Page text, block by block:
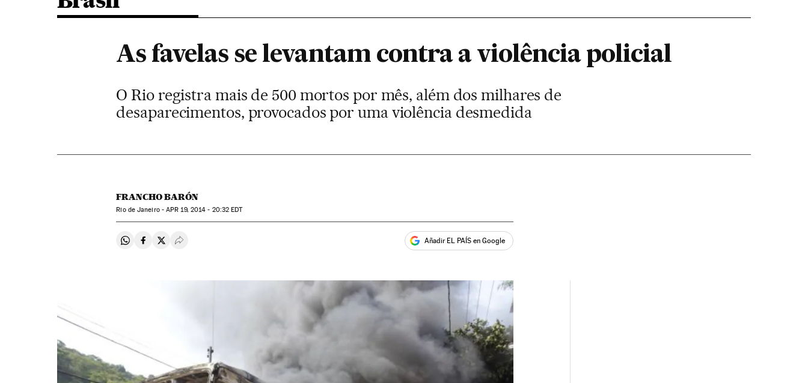
As favelas se levantam contra a violência policial
O Rio registra mais de 500 mortos por mês, além dos milhares de
desaparecimentos, provocados por uma violência desmedida
FRANCHO BARÓN
Rio de Janeiro -APR 19, 2014 - 20:32 EDT
Compartir en Whatsapp
Compartir en Facebook
Compartir en Twitter
Desplegar Redes Sociales Añadir EL PAÍS en Google